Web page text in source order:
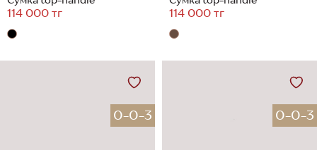
114 000 тг 114 000 тг
0-0-3 0-0-3